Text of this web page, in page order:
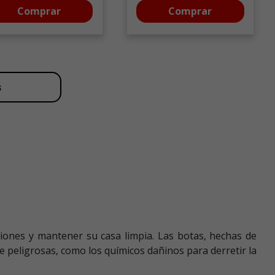
Comprar Comprar
y mantener su casa limpia. Las botas, hechas de
como los químicos dañinos para derretir la